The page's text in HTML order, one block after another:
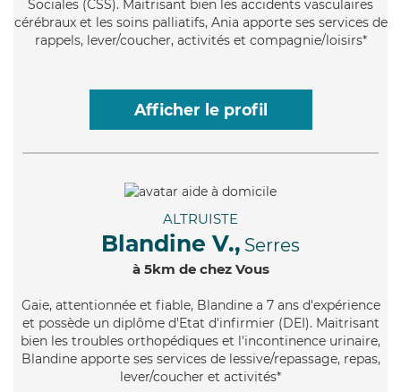
Sociales (CSS). Maitrisant bien les accidents vasculaires
cérébraux et les soins palliatifs, Ania apporte ses services de
rappels, lever/coucher, activités et compagnie/loisirs*
Afficher le profil
ALTRUISTE
Blandine V., Serres
à 5km de chez Vous
Gaie, attentionnée et fiable, Blandine a 7 ans d'expérience
et possède un diplôme d'Etat d'infirmier (DEI). Maitrisant
bien les troubles orthopédiques et l'incontinence urinaire,
Blandine apporte ses services de lessive/repassage, repas,
lever/coucher et activités*